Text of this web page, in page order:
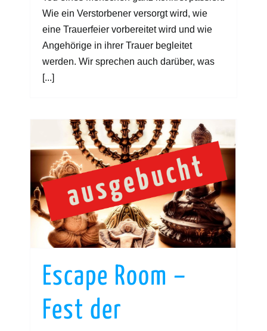
Wie ein Verstorbener versorgt wird, wie
eine Trauerfeier vorbereitet wird und wie
Angehörige in ihrer Trauer begleitet
werden. Wir sprechen auch darüber, was
[...]
Escape Room –
Fest der